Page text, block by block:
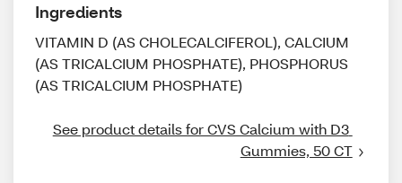
Ingredients
VITAMIN D (AS CHOLECALCIFEROL), CALCIUM
(AS TRICALCIUM PHOSPHATE), PHOSPHORUS
(AS TRICALCIUM PHOSPHATE)
See product details for CVS Calcium with D3
Gummies, 50 CT